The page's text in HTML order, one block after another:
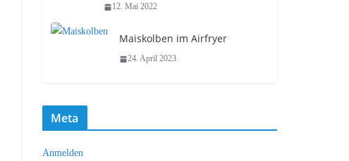
12. Mai 2022
Maiskolben im Airfryer
24. April 2023
Meta
Anmelden